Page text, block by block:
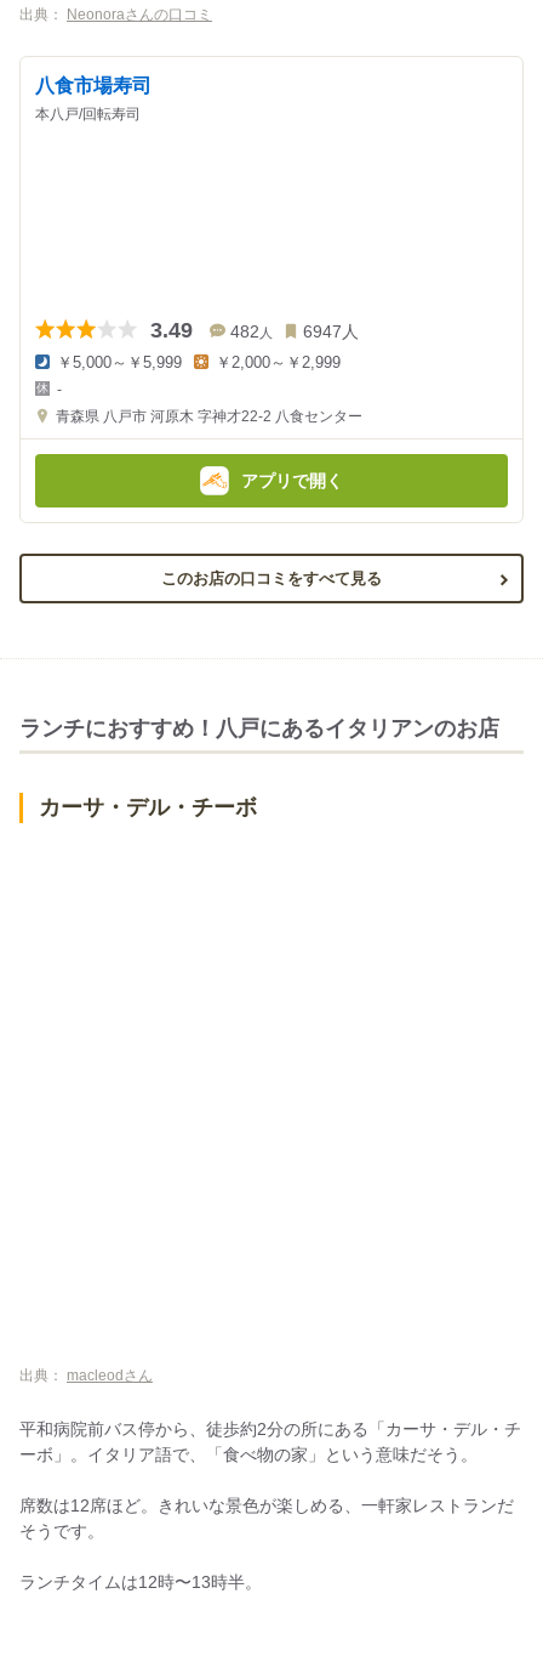
出典： Neonoraさんの口コミ
八食市場寿司
本八戸/回転寿司
3.49 482 人 6947 人
夜
の
金
￥5,000～￥5,999
金
額
￥2,000～￥2,999
-
青森県 八戸市 河原木 字神才22-2 八食センター
アプリで開く
このお店の口コミをすべて見る
ランチにおすすめ！八戸にあるイタリアンのお店
カーサ・デル・チーボ
出典： macleodさん
平和病院前バス停から、徒歩約2分の所にある「カーサ・デル・チ
ーボ」。イタリア語で、「食べ物の家」という意味だそう。
席数は12席ほど。きれいな景色が楽しめる、一軒家レストランだ
そうです。
ランチタイムは12時〜13時半。